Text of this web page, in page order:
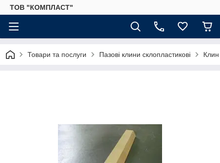
ТОВ "КОМПЛАСТ"
Товари та послуги Пазові клини склопластикові